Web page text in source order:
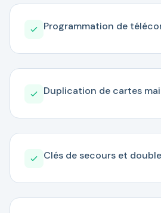
Programmation de
Duplication de cartes
Clés de secours et